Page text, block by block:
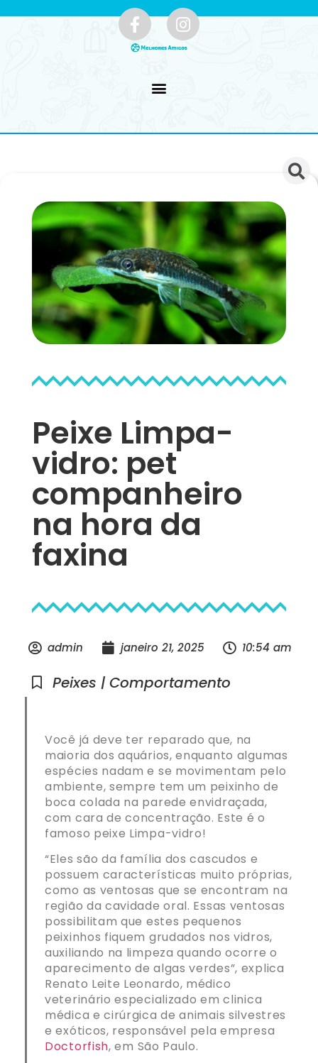
Peixe Limpa-
vidro: pet
companheiro
na hora da
faxina
admin janeiro 21, 2025 10:54 am
Peixes | Comportamento
Você já deve ter reparado que, na
maioria dos aquários, enquanto algumas
espécies nadam e se movimentam pelo
ambiente, sempre tem um peixinho de
boca colada na parede envidraçada,
com cara de concentração. Este é o
famoso peixe Limpa-vidro!
“Eles são da família dos cascudos e
possuem características muito próprias,
como as ventosas que se encontram na
região da cavidade oral. Essas ventosas
possibilitam que estes pequenos
peixinhos fiquem grudados nos vidros,
auxiliando na limpeza quando ocorre o
aparecimento de algas verdes”, explica
Renato Leite Leonardo, médico
veterinário especializado em clinica
médica e cirúrgica de animais silvestres
e exóticos, responsável pela empresa
Doctorfish, em São Paulo.